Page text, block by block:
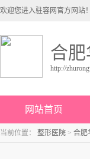
欢迎您进入驻容网官方网站！
合
http://
网站首页
当前位置： 整形医院 > 合肥